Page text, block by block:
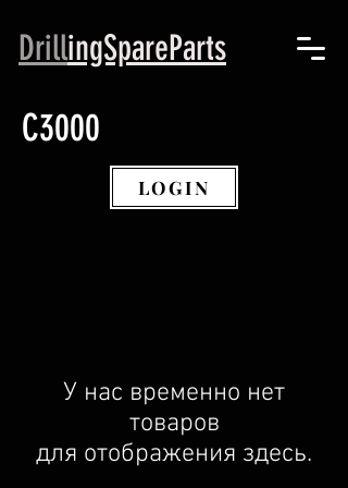
DrillingSpareParts
C3000
LOGIN
У нас временно нет
товаров
для отображения здесь.